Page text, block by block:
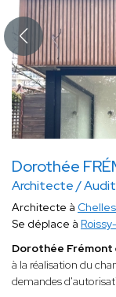
Dorothée
Architecte /
Architecte à
Se déplace à
Dorothée Frémont
à la réalisation du
demandes